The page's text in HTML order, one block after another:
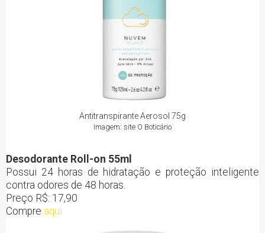
Antitranspirante Aerosol 75g
Imagem: site O Boticário
Desodorante Roll-on 55ml
Possui 24 horas de hidratação e proteção inteligente
contra odores de 48 horas.
Preço R$: 17,90
Compre aqui